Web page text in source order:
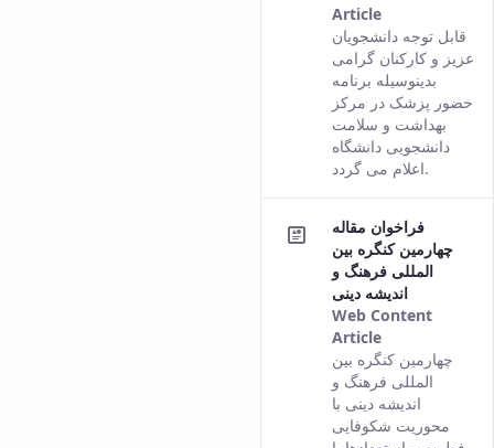
Article
This result
comes from
the Persian
version of
this content.
قابل توجه دانشجویان
عزیز و کارکنان گرامی
بدینوسیله برنامه
حضور پزشک در مرکز
بهداشت و سلامت
دانشجویی دانشگاه
اعلام می گردد.
فراخوان مقاله
چهارمین کنگره بین
المللی فرهنگ و
اندیشه دینی
Web Content
Article
This result
comes from
the Persian
this content.
چهارمین کنگره بین
المللی فرهنگ و
اندیشه دینی با
محوریت شکوفایی